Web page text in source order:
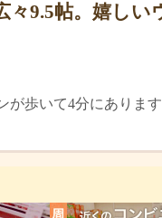
9.5帖。嬉し
歩いて4分にありま